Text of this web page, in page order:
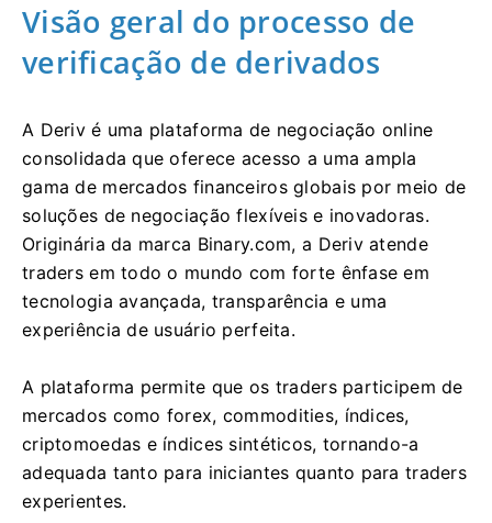
Visão geral do processo de
verificação de derivados
A Deriv é uma plataforma de negociação online
consolidada que oferece acesso a uma ampla
gama de mercados financeiros globais por meio de
soluções de negociação flexíveis e inovadoras.
Originária da marca Binary.com, a Deriv atende
traders em todo o mundo com forte ênfase em
tecnologia avançada, transparência e uma
experiência de usuário perfeita.
A plataforma permite que os traders participem de
mercados como forex, commodities, índices,
criptomoedas e índices sintéticos, tornando-a
adequada tanto para iniciantes quanto para traders
experientes.